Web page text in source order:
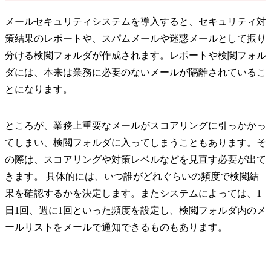
メールセキュリティシステムを導入すると、セキュリティ対
策結果のレポートや、スパムメールや迷惑メールとして振り
分ける検閲フォルダが作成されます。レポートや検閲フォル
ダには、本来は業務に必要のないメールが隔離されているこ
とになります。
ところが、業務上重要なメールがスコアリングに引っかかっ
てしまい、検閲フォルダに入ってしまうこともあります。そ
の際は、スコアリングや対策レベルなどを見直す必要が出て
きます。 具体的には、いつ誰がどれぐらいの頻度で検閲結
果を確認するかを決定します。またシステムによっては、1
日1回、週に1回といった頻度を設定し、検閲フォルダ内のメ
ールリストをメールで通知できるものもあります。